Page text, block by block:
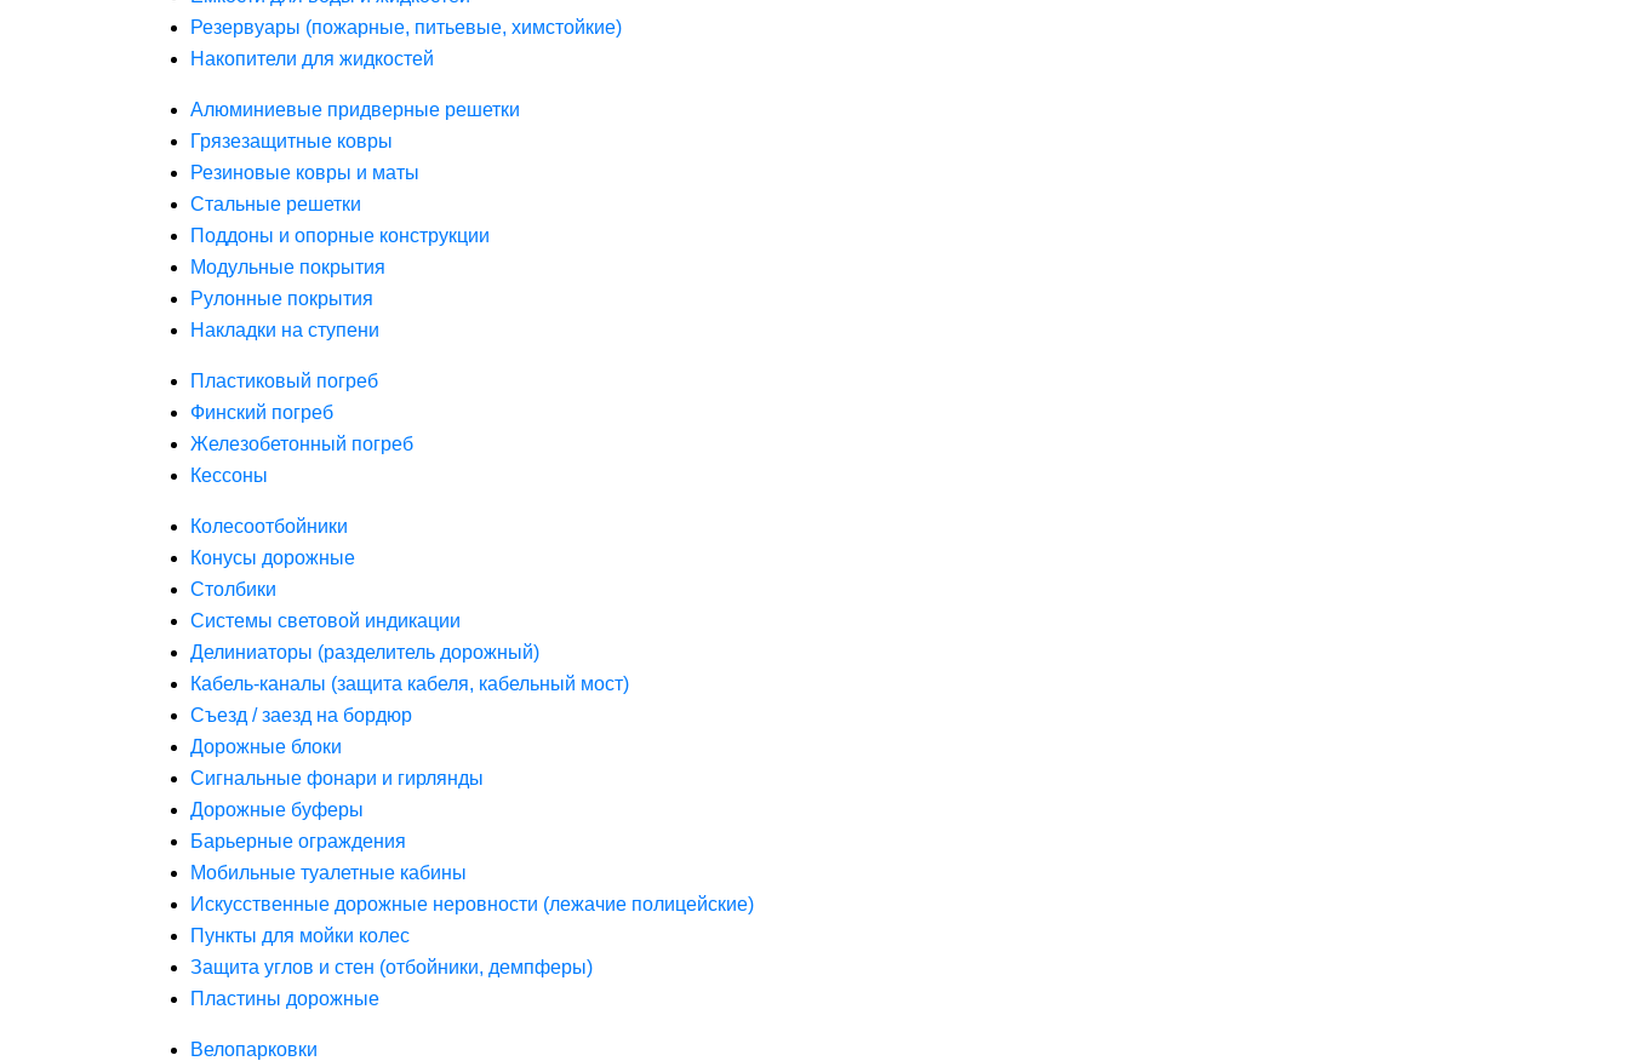
Резервуары (пожарные, питьевые, химстойкие)
Накопители для жидкостей
Алюминиевые придверные решетки
Грязезащитные ковры
Резиновые ковры и маты
Стальные решетки
Поддоны и опорные конструкции
Модульные покрытия
Рулонные покрытия
Накладки на ступени
Пластиковый погреб
Финский погреб
Железобетонный погреб
Кессоны
Колесоотбойники
Конусы дорожные
Столбики
Системы световой индикации
Делиниаторы (разделитель дорожный)
Кабель-каналы (защита кабеля, кабельный мост)
Съезд / заезд на бордюр
Дорожные блоки
Сигнальные фонари и гирлянды
Дорожные буферы
Барьерные ограждения
Мобильные туалетные кабины
Искусственные дорожные неровности (лежачие полицейские)
Пункты для мойки колес
Защита углов и стен (отбойники, демпферы)
Пластины дорожные
Велопарковки